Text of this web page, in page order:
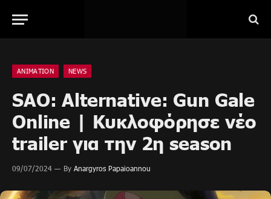
ANIMATION NEWS
SAO: Alternative: Gun Gale
Online | Κυκλοφόρησε νέο
trailer για την 2η season
09/07/2024 By Anargyros Papaioannou